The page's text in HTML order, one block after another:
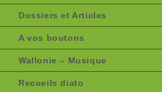
Dossiers et Articles
A vos boutons
Wallonie – Musique
Recueils diato